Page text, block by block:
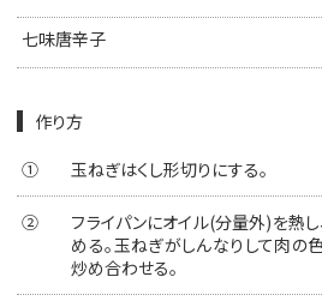
七味唐辛子
作り方
①
玉ねぎはくし形切りにする。
②
フライパンにオイル(分量外)を熱
める。玉ねぎがしんなりして肉の
炒め合わせる。